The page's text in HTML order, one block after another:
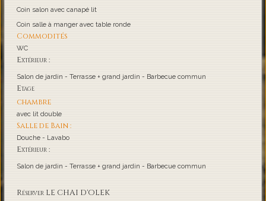
Coin salon avec canapé lit
Coin salle à manger avec table ronde
Commodités
WC
Extérieur :
Salon de jardin - Terrasse + grand jardin - Barbecue commun
Etage
chambre
avec lit double
Salle de Bain :
Douche - Lavabo
Extérieur :
Salon de jardin - Terrasse + grand jardin - Barbecue commun
Réserver LE CHAI D'OLEK